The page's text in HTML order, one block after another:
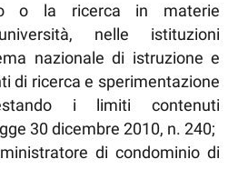
o la ricerca in materie
nelle istituzioni
nazionale di istruzione e
di ricerca e sperimentazione
i limiti contenuti
30 dicembre 2010, n. 240;
di condominio di